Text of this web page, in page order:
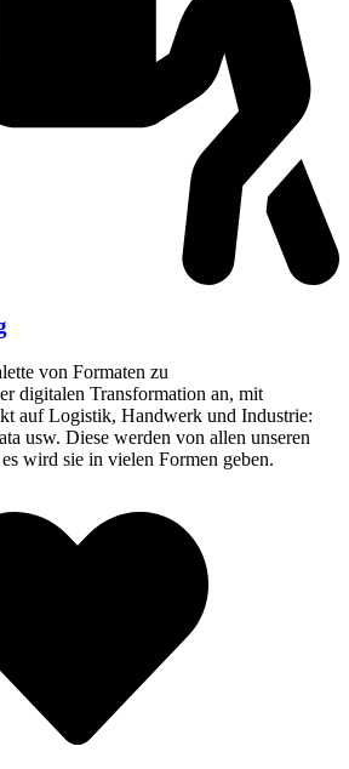
von Formaten zu
digitalen Transformation an, mit
auf Logistik, Handwerk und Industrie:
usw. Diese werden von allen unseren
wird sie in vielen Formen geben.